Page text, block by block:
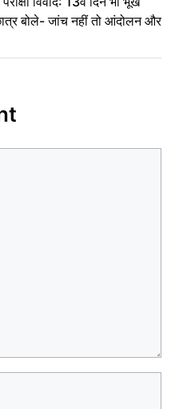
बोले- जांच नहीं तो आंदोलन और